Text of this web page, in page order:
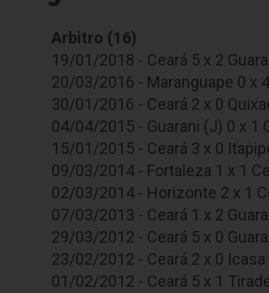
Arbitro (16)
19/01/2018 - Ceará 5 x 2
20/03/2016 - Maranguape 0 x
30/01/2016 - Ceará 2 x 0
04/04/2015 - Guarani (J) 0 x 1
15/01/2015 - Ceará 3 x 0
09/03/2014 - Fortaleza 1 x 1
02/03/2014 - Horizonte 2 x 1
07/03/2013 - Ceará 1 x 2
29/03/2012 - Ceará 5 x 0
23/02/2012 - Ceará 2 x 0 Icasa
01/02/2012 - Ceará 5 x 1